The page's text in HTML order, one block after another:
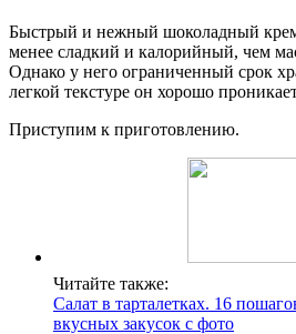
Быстрый и нежный шоколадный
менее сладкий и калорийный, чем
Однако у него ограниченный срок
легкой текстуре он хорошо
Приступим к приготовлению.
Читайте также:
Салат в тарталетках. 16
вкусных закусок с фото